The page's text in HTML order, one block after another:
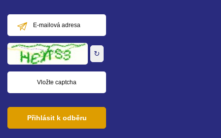
mailová
adresa
↻
Přihlásit k odběru